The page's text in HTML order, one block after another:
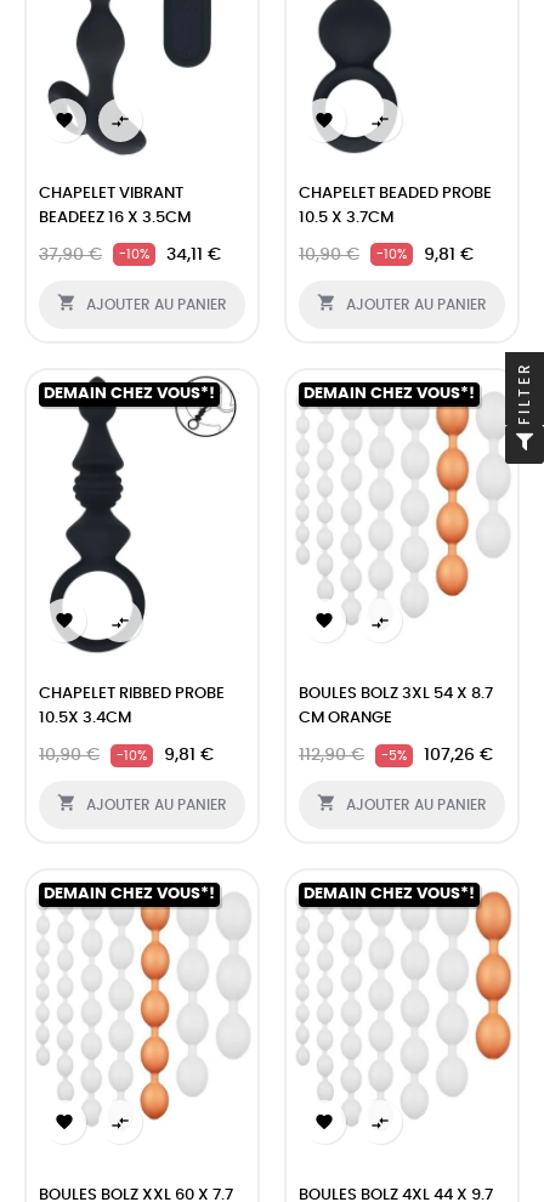
 
CHAPELET VIBRANT
BEADEEZ 16 X 3.5CM
37,90 € -10% 34,11 €
 AJOUTER AU PANIER
 
CHAPELET BEADED PROBE
10.5 X 3.7CM
10,90 € -10% 9,81 €
 AJOUTER AU PANIER
DEMAIN CHEZ VOUS*!
 
CHAPELET RIBBED PROBE
10.5X 3.4CM
10,90 € -10% 9,81 €
 AJOUTER AU PANIER
DEMAIN CHEZ VOUS*!
 
BOULES BOLZ 3XL 54 X 8.7
CM ORANGE
112,90 € -5% 107,26 €
 AJOUTER AU PANIER
DEMAIN CHEZ VOUS*!
 
BOULES BOLZ XXL 60 X 7.7
DEMAIN CHEZ VOUS*!
 
BOULES BOLZ 4XL 44 X 9.7
FILTER